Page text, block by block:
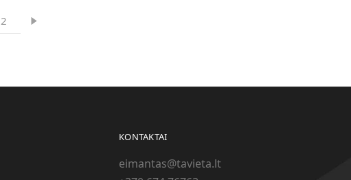
2
KONTAKTAI
eimantas@tavieta.lt